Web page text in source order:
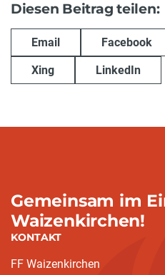
Diesen Beitrag teilen:
Email Facebook
Xing LinkedIn
Gemeinsam im
Waizenkirchen!
KONTAKT
FF Waizenkirchen